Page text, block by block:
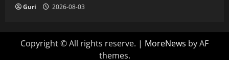
Guri 2026-08-03
Copyright © All rights reserve. | MoreNews by AF
themes.